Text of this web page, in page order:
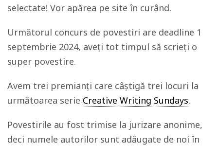
selectate! Vor apărea pe site în curând.
Următorul concurs de povestiri are deadline 1
septembrie 2024, aveți tot timpul să scrieți o
super povestire.
Avem trei premianți care câștigă trei locuri la
următoarea serie Creative Writing Sundays.
Povestirile au fost trimise la jurizare anonime,
deci numele autorilor sunt adăugate de noi în